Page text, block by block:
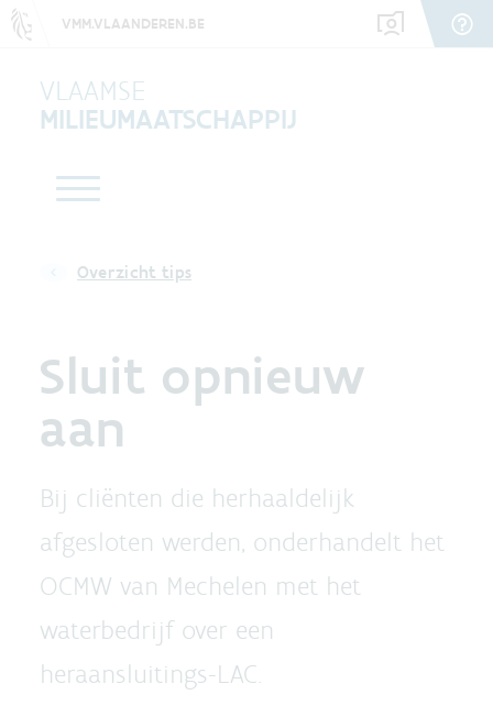
VMM.VLAANDEREN.BE
VLAAMSE
MILIEUMAATSCHAPPIJ
Overzicht tips
Sluit opnieuw
aan
Bij cliënten die herhaaldelijk
afgesloten werden, onderhandelt het
OCMW van Mechelen met het
waterbedrijf over een
heraansluitings-LAC.